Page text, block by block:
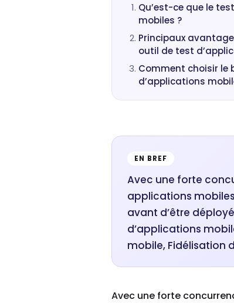
Qu’est-ce que le
mobiles ?
Principaux
outil de test
Comment choisir le
d’applications
EN BREF
Avec une forte
applications
avant d’être
d’applications
mobile, Fidélisation
Avec une forte